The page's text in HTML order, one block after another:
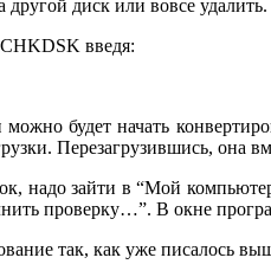
другой диск или вовсе удалить.
введя:
будет начать
Перезагрузившись,
надо зайти в “Мой
проверку…”. В окне
так, как уже писалось